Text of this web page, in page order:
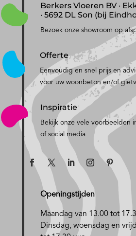
Berkers Vloeren BV ·
· 5692 DL Son (bij
Bezoek onze showroom op
Offerte
Eenvoudig en snel prijs en
voor uw woonbeton en/of
Inspiratie
Bekijk onze vele voorbeelden
of social media
Openingstijden
Maandag van 13.00 tot
Dinsdag, woensdag en